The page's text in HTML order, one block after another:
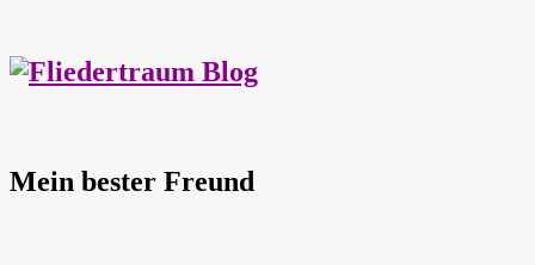
Mein bester Freund